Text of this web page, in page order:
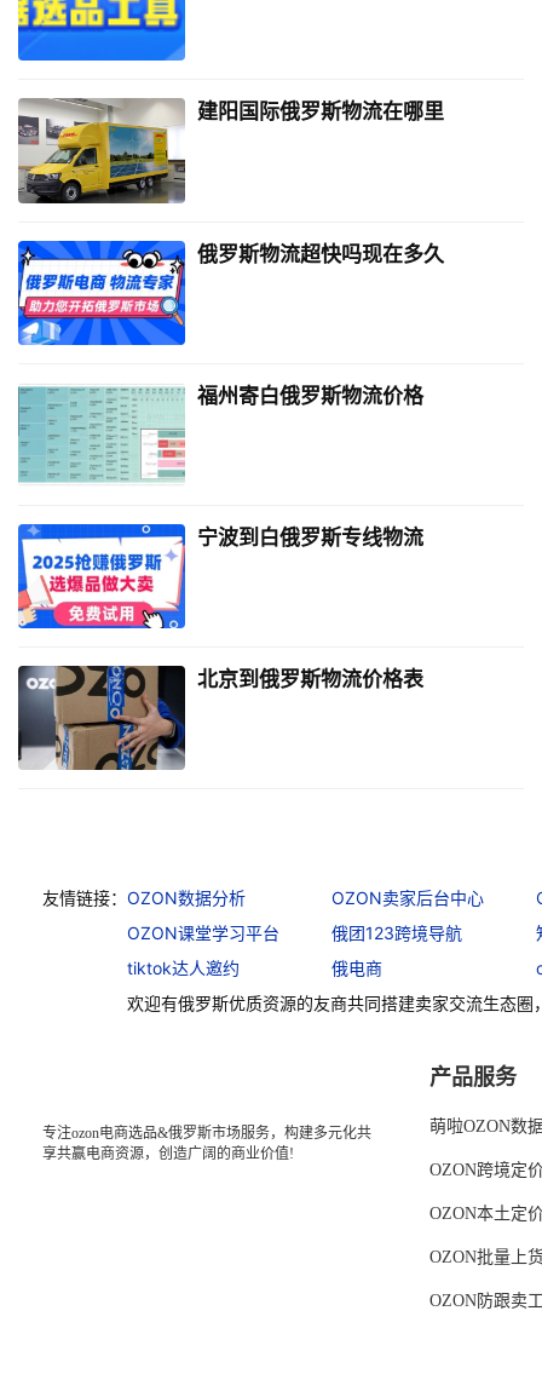
建阳国际俄罗斯物流在哪里
俄罗斯物流超快吗现在多久
福州寄白俄罗斯物流价格
宁波到白俄罗斯专线物流
北京到俄罗斯物流价格表
友情链接： OZON数据分析 OZON卖家后台中心
OZON课堂学习平台
俄团123跨境导航
tiktok达人邀约
俄电商
欢迎有俄罗斯优质资源的友商共同搭建卖家交流生态圈
专注ozon电商选品&俄罗斯市场服务，构建多元化共
享共赢电商资源，创造广阔的商业价值!
产品服务
萌啦OZON数
OZON跨境定
OZON本土定
OZON批量上
OZON防跟卖